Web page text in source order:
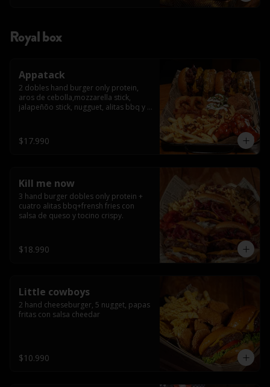
Royal box
Appatack
2 dobles hand burger only protein,
aros de cebolla,mozzarella stick,
jalapeñõo stick, nugguet, alitas bbq y
$17.990
Kill me now
3 hand burger dobles only protein +
cuatro alitas bbq+frensh fries con
salsa de queso y tocino crispy.
$18.990
Little cowboys
2 hand cheeseburger, 5 nugget, papas
fritas con salsa cheedar
$10.990